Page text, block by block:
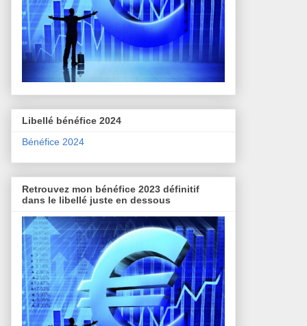
Libellé bénéfice 2024
Bénéfice 2024
Retrouvez mon bénéfice 2023 définitif
dans le libellé juste en dessous